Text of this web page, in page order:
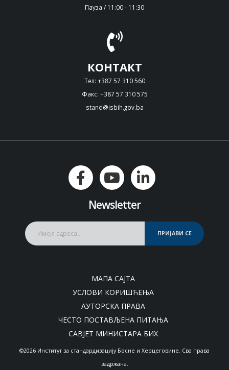
Пауза / 11:00 - 11:30
КОНТАКТ
Тел: +387 57 310 560
Факс: +387 57 310 575
stand@isbih.gov.ba
Newsletter
ПРИЈАВИ СЕ
МАПА САЈТА
УСЛОВИ КОРИШЋЕЊА
АУТОРСКА ПРАВА
ЧЕСТО ПОСТАВЉЕНА ПИТАЊА
САВЈЕТ МИНИСТАРА БИХ
©2026 Институт за стандардизацију Босне и Херцеговине. Сва права
задржана.